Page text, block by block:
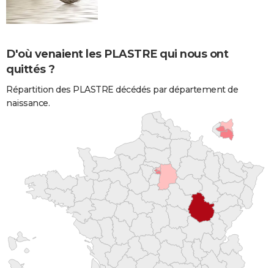
D'où venaient les PLASTRE qui nous ont
quittés ?
Répartition des PLASTRE décédés par département de
naissance.